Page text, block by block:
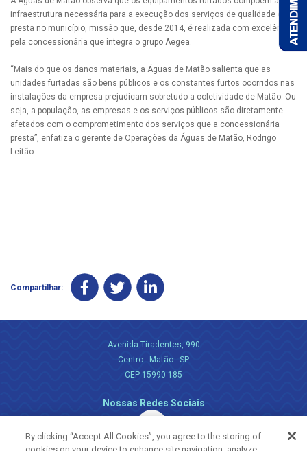
infraestrutura necessária para a execução dos serviços de qualidade que
presta no município, missão que, desde 2014, é realizada com excelência
pela concessionária que integra o grupo Aegea.
“Mais do que os danos materiais, a Águas de Matão salienta que as
unidades furtadas são bens públicos e os constantes furtos ocorridos nas
instalações da empresa prejudicam sobretudo a coletividade de Matão. Ou
seja, a população, as empresas e os serviços públicos são diretamente
afetados com o comprometimento dos serviços que a concessionária
presta”, enfatiza o gerente de Operações da Águas de Matão, Rodrigo
Leitão.
Compartilhar:
Avenida Tiradentes, 990
Centro - Matão - SP
CEP 15990-185
Nossas Redes Sociais
By clicking “Accept All Cookies”, you agree to the storing of